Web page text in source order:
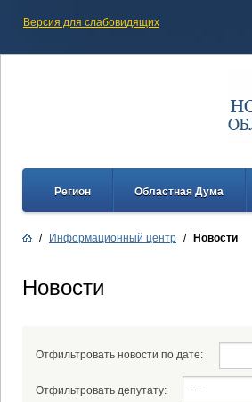
Версия для слабовидящих
Регион Областная Дума
/ Информационный центр / Новости
Новости
Отфильтровать новости по дате:
Отфильтровать депутату: